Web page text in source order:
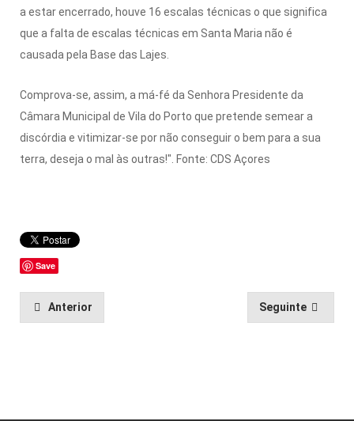
a estar encerrado, houve 16 escalas técnicas o que significa
que a falta de escalas técnicas em Santa Maria não é
causada pela Base das Lajes.
Comprova-se, assim, a má-fé da Senhora Presidente da
Câmara Municipal de Vila do Porto que pretende semear a
discórdia e vitimizar-se por não conseguir o bem para a sua
terra, deseja o mal às outras!". Fonte: CDS Açores
Save
Anterior Seguinte